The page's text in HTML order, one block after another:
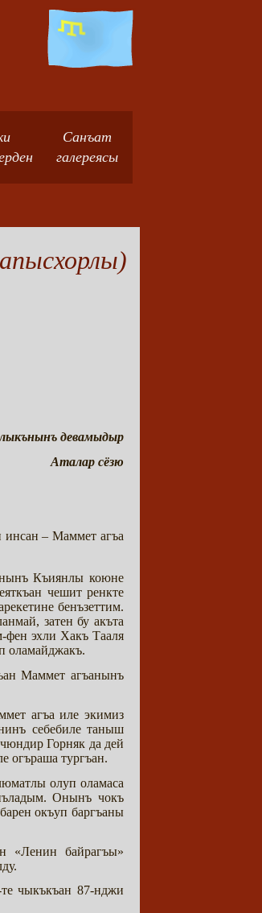
Санъат
галереясы
девамыдыр
Аталар сёзю
инсан – Маммет агъа
Къиянлы коюне
чешит ренкте
бенъзеттим.
затен бу акъта
эхли Хакъ Тааля
оламайджакъ.
Маммет агъанынъ
агъа иле экимиз
себебиле таныш
Горняк да дей
огъраша тургъан.
олуп оламаса
Онынъ чокъ
окъуп баргъаны
«Ленин байрагъы»
чыкъкъан 87-нджи